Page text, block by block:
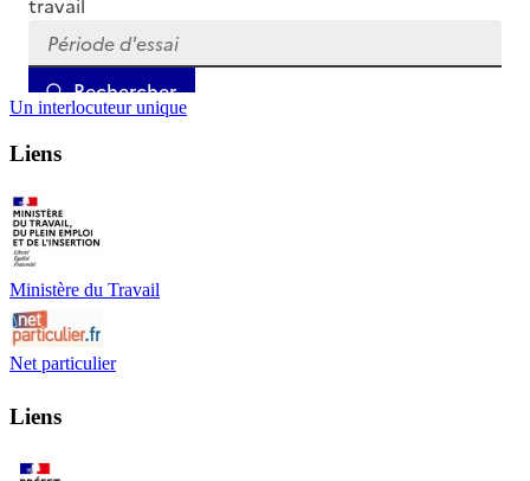
Un interlocuteur unique
Liens
Ministère du Travail
Net particulier
Liens